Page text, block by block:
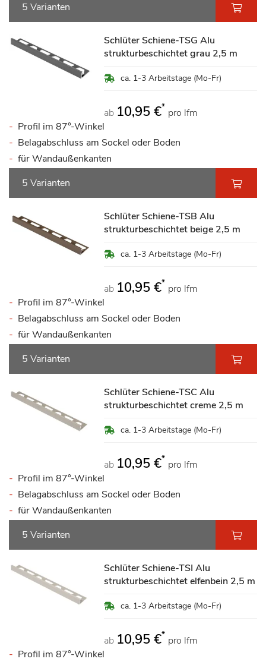
5 Varianten
Schlüter Schiene-TSG Alu
strukturbeschichtet grau 2,5 m
ca. 1-3 Arbeitstage (Mo-Fr)
ab 10,95 €* pro lfm
Profil im 87°-Winkel
Belagabschluss am Sockel oder Boden
für Wandaußenkanten
5 Varianten
Schlüter Schiene-TSB Alu
strukturbeschichtet beige 2,5 m
ca. 1-3 Arbeitstage (Mo-Fr)
ab 10,95 €* pro lfm
Profil im 87°-Winkel
Belagabschluss am Sockel oder Boden
für Wandaußenkanten
5 Varianten
Schlüter Schiene-TSC Alu
strukturbeschichtet creme 2,5 m
ca. 1-3 Arbeitstage (Mo-Fr)
ab 10,95 €* pro lfm
Profil im 87°-Winkel
Belagabschluss am Sockel oder Boden
für Wandaußenkanten
5 Varianten
Schlüter Schiene-TSI Alu
strukturbeschichtet elfenbein 2,5 m
ca. 1-3 Arbeitstage (Mo-Fr)
ab 10,95 €* pro lfm
Profil im 87°-Winkel